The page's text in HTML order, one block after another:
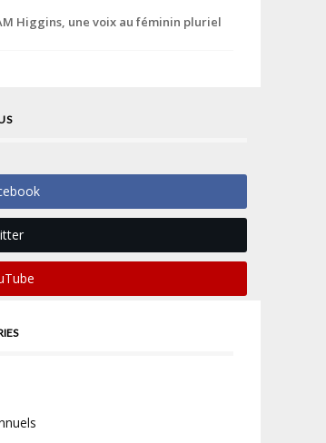
Higgins, une voix au féminin pluriel